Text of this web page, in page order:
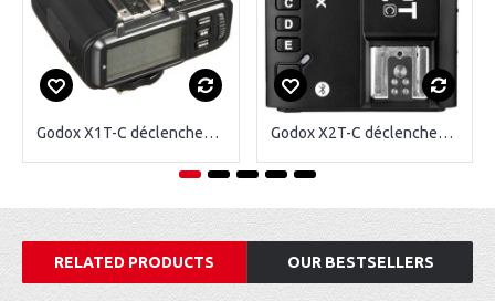
Godox X1T-C déclencheur radio sans fil pour Canon Godox X2T-C déclencheur radio sans fil pour Canon
RELATED PRODUCTS OUR BESTSELLERS